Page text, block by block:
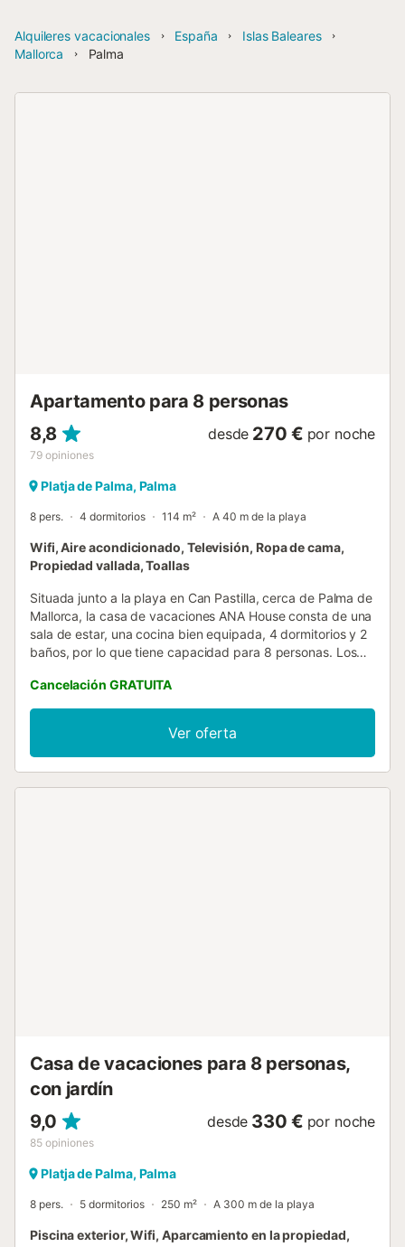
Alquileres vacacionales España
Islas Baleares
Mallorca
Palma
Apartamento para 8 personas
8,8
79 opiniones
desde 270 € por noche
Platja de Palma, Palma
8 pers. 4 dormitorios 114 m² A 40 m de la playa
Wifi, Aire acondicionado, Televisión, Ropa de cama,
Propiedad vallada, Toallas
Situada junto a la playa en Can Pastilla, cerca de Palma de
Mallorca, la casa de vacaciones ANA House consta de una
sala de estar, una cocina bien equipada, 4 dormitorios y 2
baños, por lo que tiene capacidad para 8 personas. Los
videollamadas), un televisor y una trona (bajo petición). En
el exterior, encontrará una terraza privada amueblada con
zonas cubiertas y descubiertas, así como una barbacoa,
donde podrá disfrutar de las impresionantes vistas al mar.
Hay una gran terraza en la entrada con ducha solar para
Cancelación GRATUITA
Ver oferta
Casa de vacaciones para 8 personas,
con jardín
9,0
85 opiniones
desde 330 € por noche
Platja de Palma, Palma
8 pers. 5 dormitorios 250 m² A 300 m de la playa
Piscina exterior, Wifi, Aparcamiento en la propiedad,